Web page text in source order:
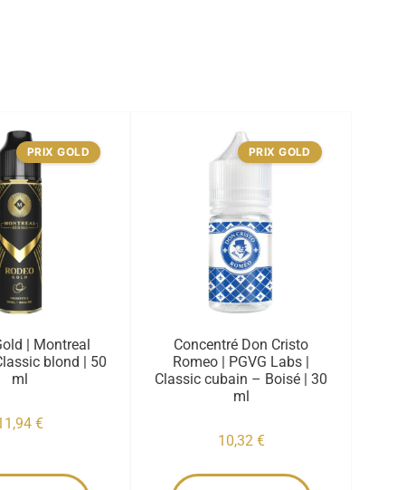
PRIX GOLD
| Montreal
blond | 50
ml
€
PRIX GOLD
Concentré Don Cristo
Romeo | PGVG Labs |
Classic cubain – Boisé | 30
ml
10,32 €